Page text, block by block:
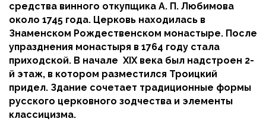
средства винного откупщика А. П. Любимова
около 1745 года. Церковь находилась в
Знаменском Рождественском монастыре. После
упразднения монастыря в 1764 году стала
приходской. В начале XIX века был надстроен 2-
й этаж, в котором разместился Троицкий
придел. Здание сочетает традиционные формы
русского церковного зодчества и элементы
классицизма.